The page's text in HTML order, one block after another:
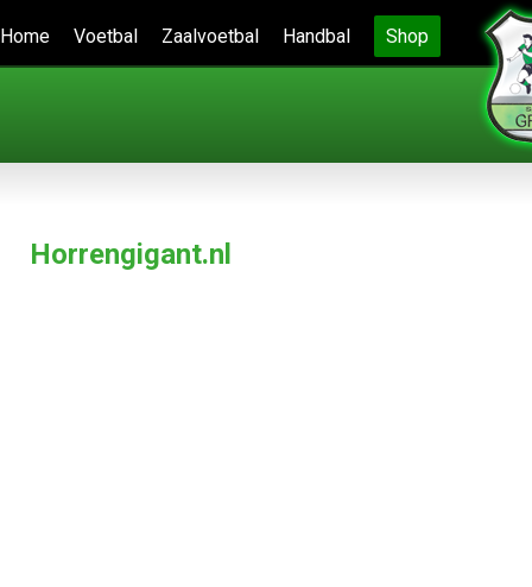
Home Voetbal Zaalvoetbal Handbal Shop
Horrengigant.nl